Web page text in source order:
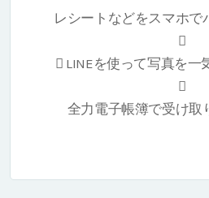
レシートなどをスマホで
LINEを使って写真を一
全力電子帳簿で受け取